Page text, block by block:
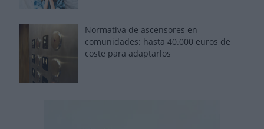
Normativa de ascensores en
comunidades: hasta 40.000 euros de
coste para adaptarlos